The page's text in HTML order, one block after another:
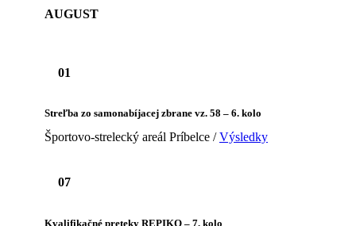
AUGUST
01
Streľba zo samonabíjacej zbrane vz. 58 – 6. kolo
Športovo-strelecký areál Príbelce /Výsledky
07
Kvalifikačné preteky REPIKO – 7. kolo